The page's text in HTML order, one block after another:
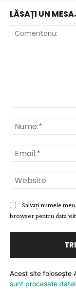
LĂSAȚI UN
Salvați numele
browser pentru data
Acest site folosește
sunt procesate